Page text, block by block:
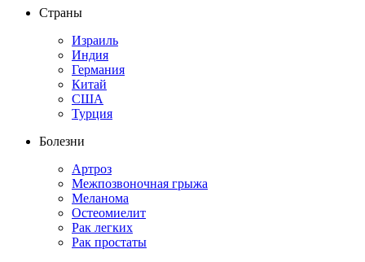
Страны
Израиль
Индия
Германия
Китай
США
Турция
Болезни
Артроз
Межпозвоночная грыжа
Меланома
Остеомиелит
Рак легких
Рак простаты